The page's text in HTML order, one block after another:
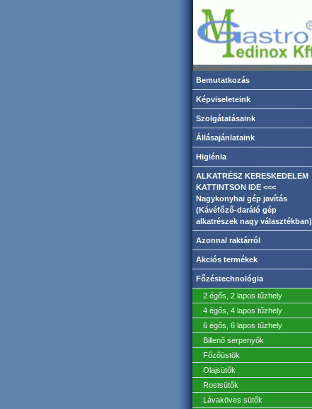
Bemutatkozás
Képviseleteink
Szolgátatásaink
Állásajánlataink
Higiénia
ALKATRÉSZ KERESKEDELEM
KATTINTSON IDE <<<
Nagykonyhai gép javítás
(Kávéfőző-daráló gép
alkatrészek nagy választékban)
Azonnal raktárról
Akciós termékek
Főzéstechnológia
2 égős, 2 lapos tűzhely
4 égős, 4 lapos tűzhely
6 égős, 6 lapos tűzhely
Billenő serpenyők
Főzőüstök
Olajsütők
Rostsütők
Lávaköves sütők